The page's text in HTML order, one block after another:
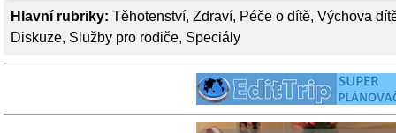
Hlavní rubriky: Těhotenství, Zdraví, Péče o dítě, Výchova
Diskuze, Služby pro rodiče, Speciály